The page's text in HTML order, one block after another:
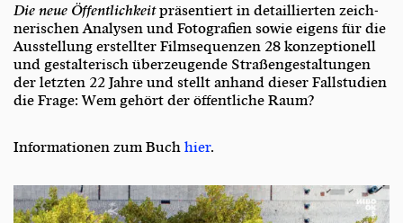
Die neue Öffentlichkeitpräsentiert in detaillierten zeich­
nerischen Analysen und Fotografien sowie eigens für die
Ausstellung erstellter Filmsequenzen 28 konzeptionell
und gestalterisch überzeugende Straßengestaltungen
der letzten 22 Jahre und stellt anhand dieser Fallstudien
die Frage: Wem gehört der öffentliche Raum?
Informationen zum Buch hier.